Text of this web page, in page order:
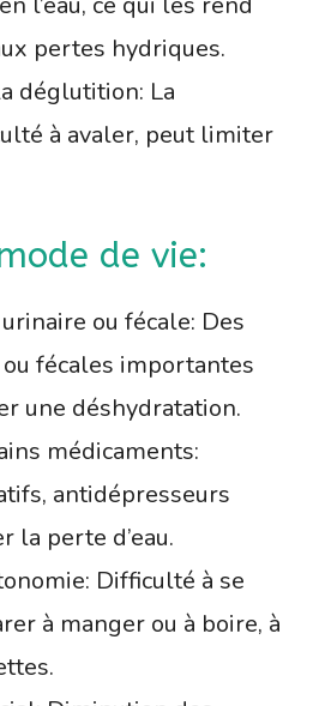
pertes hydriques.
déglutition: La
à avaler, peut limiter
de vie:
ou fécale: Des
fécales importantes
une déshydratation.
médicaments:
antidépresseurs
la perte d’eau.
Difficulté à se
à manger ou à boire, à